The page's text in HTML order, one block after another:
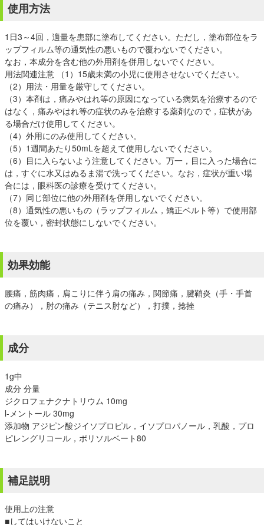
使用方法
1日3～4回，適量を患部に塗布してください。ただし，塗布部位をラ
ップフィルム等の通気性の悪いもので覆わないでください。
なお，本成分を含む他の外用剤を併用しないでください。
用法関連注意 （1）15歳未満の小児に使用させないでください。
（2）用法・用量を厳守してください。
（3）本剤は，痛みやはれ等の原因になっている病気を治療するので
はなく，痛みやはれ等の症状のみを治療する薬剤なので，症状があ
る場合だけ使用してください。
（4）外用にのみ使用してください。
（5）1週間あたり50mLを超えて使用しないでください。
（6）目に入らないよう注意してください。万一，目に入った場合に
は，すぐに水又はぬるま湯で洗ってください。なお，症状が重い場
合には，眼科医の診療を受けてください。
（7）同じ部位に他の外用剤を併用しないでください。
（8）通気性の悪いもの（ラップフィルム，矯正ベルト等）で使用部
位を覆い，密封状態にしないでください。
効果効能
腰痛，筋肉痛，肩こりに伴う肩の痛み，関節痛，腱鞘炎（手・手首
の痛み），肘の痛み（テニス肘など），打撲，捻挫
成分
1g中
成分 分量
ジクロフェナクナトリウム 10mg
l-メントール 30mg
添加物 アジピン酸ジイソプロピル，イソプロパノール，乳酸，プロ
ピレングリコール，ポリソルベート80
補足説明
使用上の注意
■してはいけないこと